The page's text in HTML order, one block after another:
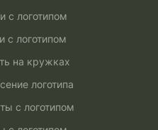
с логотипом
с логотипом
на кружках
логотипа
с логотипом